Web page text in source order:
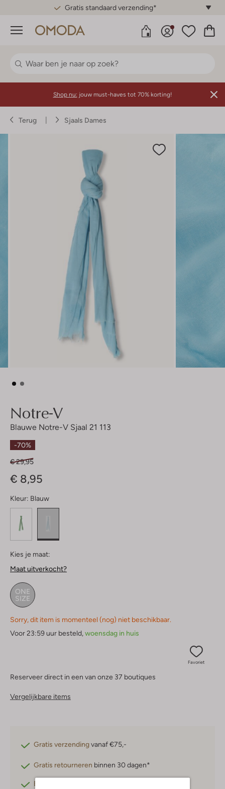
Gratis standaard verzending*
Menu
Shop nu: jouw must-haves tot 70% korting!
Terug Sjaals Dames
Notre-V
Blauwe Notre-V Sjaal 21 113
-70%
€ 29,95
€ 8,95
Kleur: Blauw
Kies je maat:
Maat uitverkocht?
ONE
SIZE
Sorry, dit item is momenteel (nog) niet beschikbaar.
Voor 23:59 uur besteld,woensdag in huis
Favoriet
Reserveer direct in een van onze 37 boutiques
Vergelijkbare items
Gratis verzendingvanaf €75,-
Gratis retourneren binnen 30 dagen*
Betaal achteraf